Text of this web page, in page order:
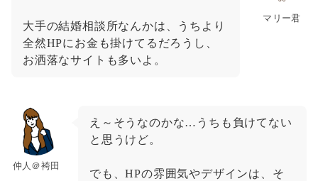
マリー君
大手の結婚相談所なんかは、うちより
全然HPにお金も掛けてるだろうし、
お洒落なサイトも多いよ。
仲人＠袴田
え～そうなのかな…うちも負けてない
と思うけど。
でも、HPの雰囲気やデザインは、そ